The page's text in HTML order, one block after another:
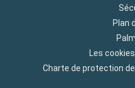
Plan
Les cookies
Charte de protection